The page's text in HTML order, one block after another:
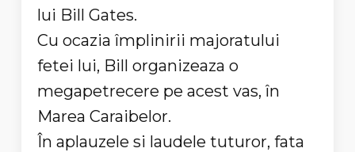
lui Bill Gates.
Cu ocazia împlinirii majoratului
fetei lui, Bill organizeaza o
megapetrecere pe acest vas, în
Marea Caraibelor.
În aplauzele si laudele tuturor, fata